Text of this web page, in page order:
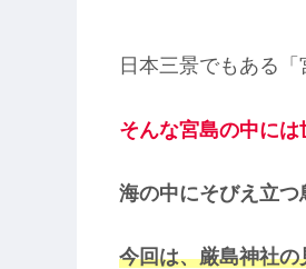
日本三景でもある
そんな宮島の中に
海の中にそびえ立
今回は、厳島神社